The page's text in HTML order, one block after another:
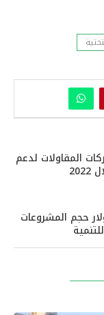
المقاولات لدعم
الإسلامية: 25 مليار دولار حجم المشروعات